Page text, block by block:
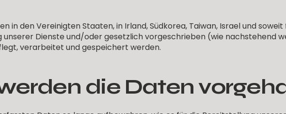
in den Vereinigten Staaten, in Irland, Südkorea, Taiwan, Israel und soweit
Dienste und/oder gesetzlich vorgeschrieben (wie nachstehend
verarbeitet und gespeichert werden.
die Daten